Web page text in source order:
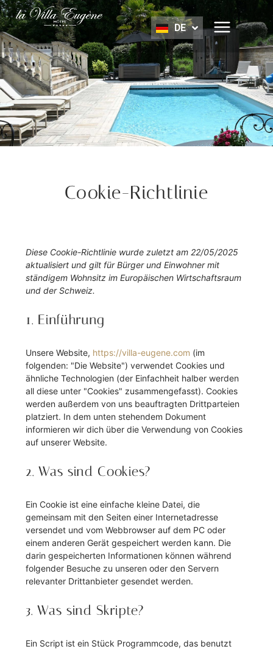
DE
EN
NL
Cookie-Richtlinie
Diese Cookie-Richtlinie wurde zuletzt am 22/05/2025
aktualisiert und gilt für Bürger und Einwohner mit
ständigem Wohnsitz im Europäischen Wirtschaftsraum
und der Schweiz.
1. Einführung
Unsere Website, https://villa-eugene.com (im
folgenden: "Die Website") verwendet Cookies und
ähnliche Technologien (der Einfachheit halber werden
all diese unter "Cookies" zusammengefasst). Cookies
werden außerdem von uns beauftragten Drittparteien
platziert. In dem unten stehendem Dokument
informieren wir dich über die Verwendung von Cookies
auf unserer Website.
2. Was sind Cookies?
Ein Cookie ist eine einfache kleine Datei, die
gemeinsam mit den Seiten einer Internetadresse
versendet und vom Webbrowser auf dem PC oder
einem anderen Gerät gespeichert werden kann. Die
darin gespeicherten Informationen können während
folgender Besuche zu unseren oder den Servern
relevanter Drittanbieter gesendet werden.
3. Was sind Skripte?
Ein Script ist ein Stück Programmcode, das benutzt